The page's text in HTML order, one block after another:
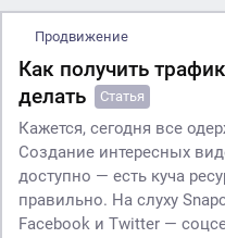
Продвижение
Как получить
делать
Статья
Кажется, сегодня все
Создание интересных
доступно — есть куча
правильно. На слуху
Facebook и Twitter —